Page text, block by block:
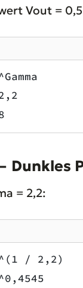
Vout =
Dunkles
= 2,2:
/ 2,2)